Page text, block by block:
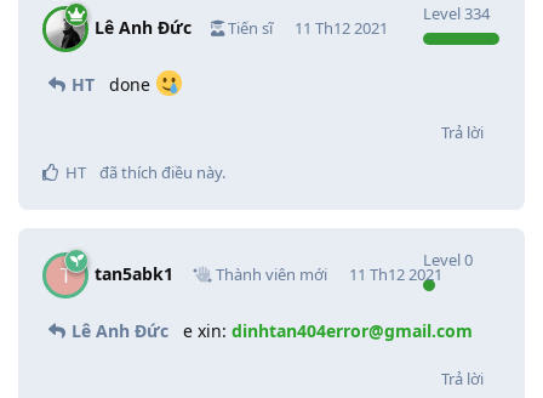
Lê Anh Đức Tiến sĩ
Level334
11 Th12 2021
HT done
Trả lời
HT
đã thích điều này.
T tan5abk1 Thành viên mới
Level0
11 Th12 2021
Lê Anh Đức e xin: dinhtan404error@gmail.com
Trả lời